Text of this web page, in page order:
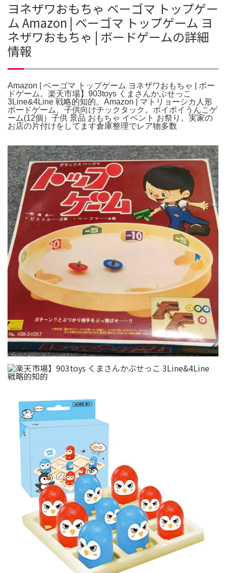
ヨネザワおもちゃ ベーゴマ トップゲー
ム Amazon | ベーゴマ トップゲーム ヨ
ネザワおもちゃ | ボードゲームの詳細
情報
Amazon | ベーゴマ トップゲーム ヨネザワおもちゃ | ボー
ドゲーム。楽天市場】903toys くまさんかぶせっこ
3Line&4Line 戦略的知的。Amazon | マトリョーシカ人形
ボードゲーム、子供向けチックタック。ポイポイうんこゲ
ーム(12個）子供 景品 おもちゃ イベント お祭り。実家の
お店の片付けをしてます倉庫整理でレア物多数